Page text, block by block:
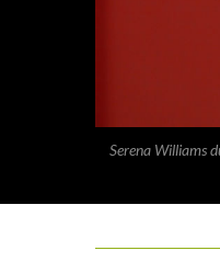
Serena Williams